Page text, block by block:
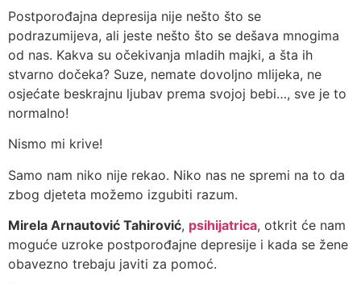
Postporođajna depresija nije nešto što se
podrazumijeva, ali jeste nešto što se dešava mnogima
od nas. Kakva su očekivanja mladih majki, a šta ih
stvarno dočeka? Suze, nemate dovoljno mlijeka, ne
osjećate beskrajnu ljubav prema svojoj bebi…, sve je to
normalno!
Nismo mi krive!
Samo nam niko nije rekao. Niko nas ne spremi na to da
zbog djeteta možemo izgubiti razum.
Mirela Arnautović Tahirović, psihijatrica, otkrit će nam
moguće uzroke postporođajne depresije i kada se žene
obavezno trebaju javiti za pomoć.